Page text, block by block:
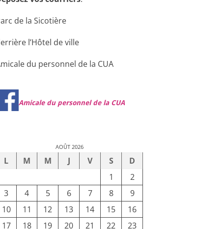
de la Sicotière
l’Hôtel de ville
du personnel de la CUA
Amicale du personnel de la CUA
AOÛT 2026
L M M J V S
D
1
2
3
4 5 6 7 8
9
10
11 12 13 14 15
16
17
18 19 20 21 22 23